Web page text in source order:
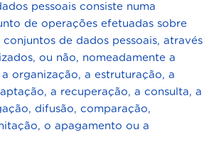
pessoais consiste numa
de operações efetuadas sobre
conjuntos de dados pessoais, através
ou não, nomeadamente a
organização, a estruturação, a
a recuperação, a consulta, a
difusão, comparação,
o apagamento ou a